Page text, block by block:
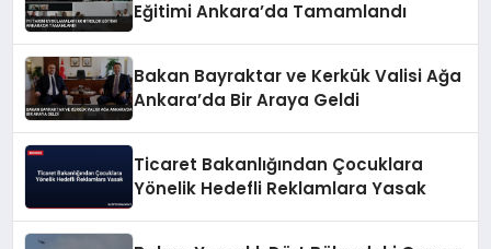
Eğitimi Ankara’da Tamamlandı
Bakan Bayraktar ve Kerkük Valisi Ağa
Ankara’da Bir Araya Geldi
Ticaret Bakanlığından Çocuklara
Yönelik Hedefli Reklamlara Yasak